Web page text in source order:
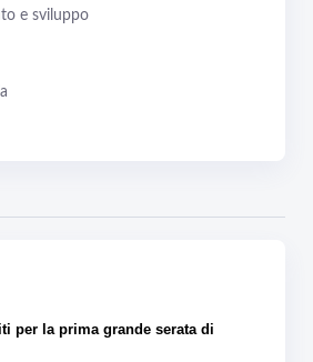
e sviluppo
per la prima grande serata di